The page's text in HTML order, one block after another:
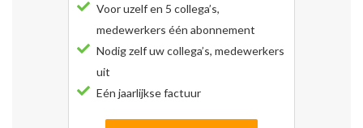
Voor uzelf en 5 collega’s,
medewerkers één abonnement
Nodig zelf uw collega’s, medewerkers
uit
Eén jaarlijkse factuur